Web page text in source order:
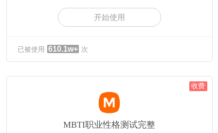
开始使用
已被使用 610.1w+ 次
收费
MBTI职业性格测试完整